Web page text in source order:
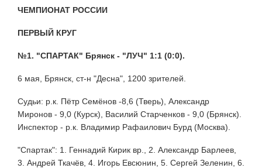
ЧЕМПИОНАТ РОССИИ
ПЕРВЫЙ КРУГ
№1. "СПАРТАК" Брянск - "ЛУЧ" 1:1 (0:0).
6 мая, Брянск, ст-н "Десна", 1200 зрителей.
Судьи: р.к. Пётр Семёнов -8,6 (Тверь), Александр
Миронов - 9,0 (Курск), Василий Старченков - 9,0 (Брянск).
Инспектор - р.к. Владимир Рафаилович Бурд (Москва).
"Спартак": 1. Геннадий Кирик вр., 2. Александр Барлеев,
3. Андрей Ткачёв, 4. Игорь Евсюнин, 5. Сергей Зеленин, 6.